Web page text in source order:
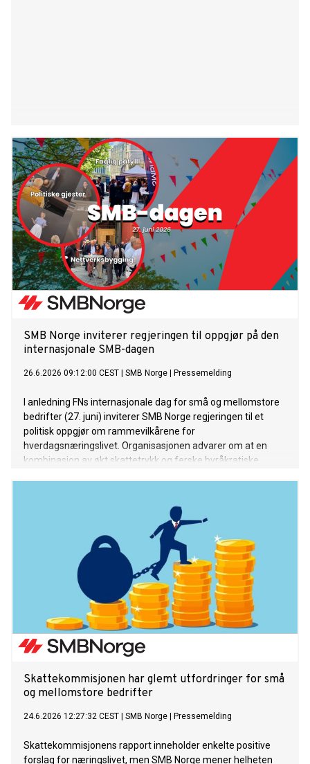
SMB Norge inviterer regjeringen til oppgjør på den
internasjonale SMB-dagen
26.6.2026 09:12:00 CEST SMB Norge Pressemelding
I anledning FNs internasjonale dag for små og mellomstore
bedrifter (27. juni) inviterer SMB Norge regjeringen til et
politisk oppgjør om rammevilkårene for
hverdagsnæringslivet. Organisasjonen advarer om at en
kombinasjon av økt skattetrykk og ferske byråkratiske
Skattekommisjonen har glemt utfordringer for små
og mellomstore bedrifter
24.6.2026 12:27:32 CEST SMB Norge Pressemelding
Skattekommisjonens rapport inneholder enkelte positive
forslag for næringslivet, men SMB Norge mener helheten